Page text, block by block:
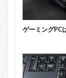
ゲーミングPC